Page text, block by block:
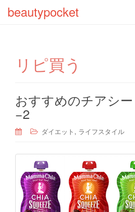
beautypocket
リピ買う
おすすめのチアシ
−2
ダイエット , ライフスタイル